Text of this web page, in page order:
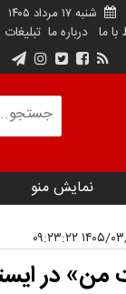
شنبه ۱۷ مرداد ۱۴۰۵
با ما درباره ما تبلیغات
نمایش منو
در